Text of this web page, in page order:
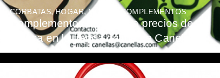
CORBATAS,HOGAR,MODA Y COMPLEMENTOS
Complementos de moda a precios de
fábrica en la tienda online de Canellas
ESTEVE